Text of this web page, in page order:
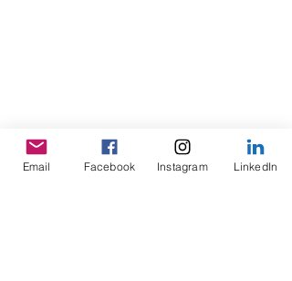
Email Facebook Instagram LinkedIn